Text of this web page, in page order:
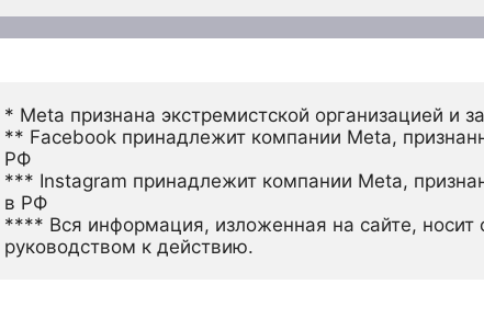
* Meta признана экстремистской организацией и
** Facebook принадлежит компании Meta,
РФ
*** Instagram принадлежит компании Meta,
в РФ
**** Вся информация, изложенная на сайте, носит
руководством к действию.